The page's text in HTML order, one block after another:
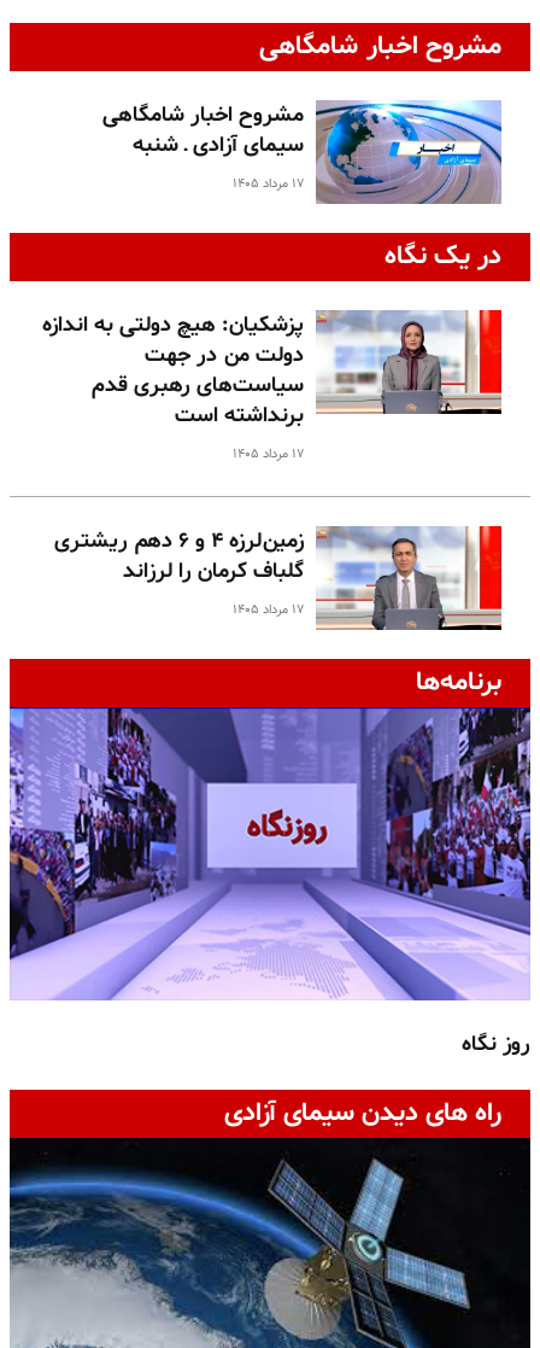
مشروح اخبار شامگاهی
مشروح اخبار شامگاهی
سیمای آزادی ـ شنبه
۱۷ مرداد ۱۴۰۵
در یک نگاه
پزشکیان: هیچ دولتی به اندازه
دولت من در جهت
سیاست‌های رهبری قدم
برنداشته است
۱۷ مرداد ۱۴۰۵
زمین‌لرزه ۴ و ۶ دهم ریشتری
گلباف کرمان را لرزاند
۱۷ مرداد ۱۴۰۵
برنامه‌ها
روز نگاه
راه های دیدن سیمای آزادی